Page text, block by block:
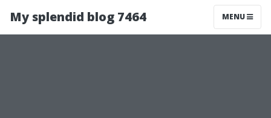
My splendid blog 7464 MENU